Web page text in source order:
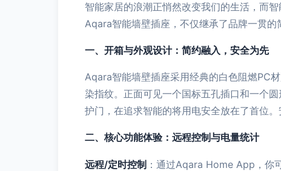
智能家居的浪潮正悄然改变我们的生活，而
Aqara智能墙壁插座，不仅继承了品牌一贯的
一、开箱与外观设计：简约融入，安全为先
Aqara智能墙壁插座采用经典的白色阻燃PC
染指纹。正面可见一个国标五孔插口和一个
护门，在追求智能的将用电安全放在了首位
二、核心功能体验：远程控制与电量统计
远程/定时控制 ：通过Aqara Home App，你